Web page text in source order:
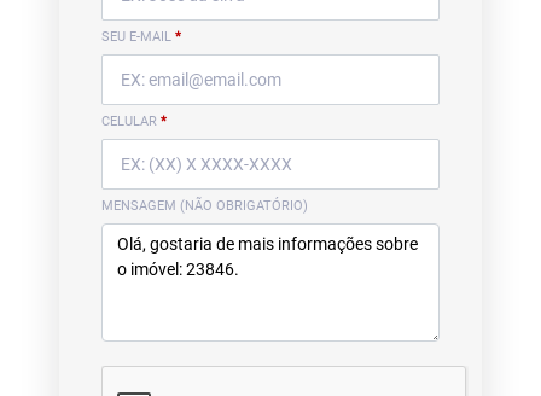
SEU E-MAIL *
CELULAR *
MENSAGEM (NÃO OBRIGATÓRIO)